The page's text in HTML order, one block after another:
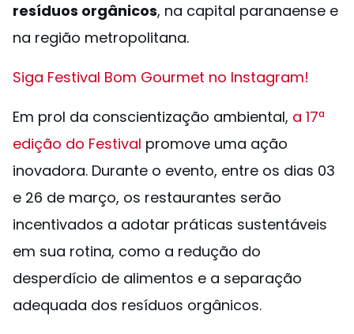
resíduos orgânicos, na capital paranaense e
na região metropolitana.
Siga Festival Bom Gourmet no Instagram!
Em prol da conscientização ambiental, a 17ª
edição do Festival promove uma ação
inovadora. Durante o evento, entre os dias 03
e 26 de março, os restaurantes serão
incentivados a adotar práticas sustentáveis
em sua rotina, como a redução do
desperdício de alimentos e a separação
adequada dos resíduos orgânicos.